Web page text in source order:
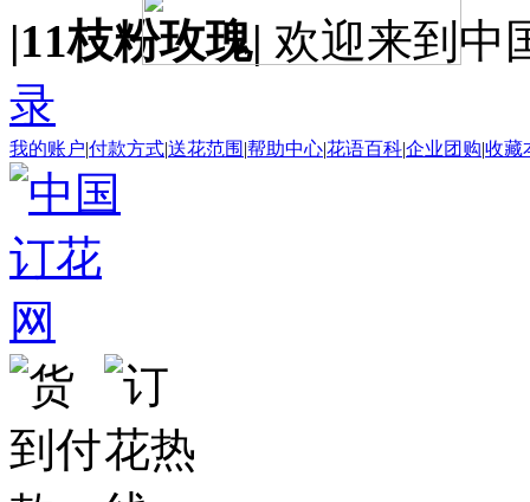
|11枝粉玫瑰| 欢迎来到中
录
我的账户|付款方式|送花范围 |帮助中心|花语百科|企业团购|收藏